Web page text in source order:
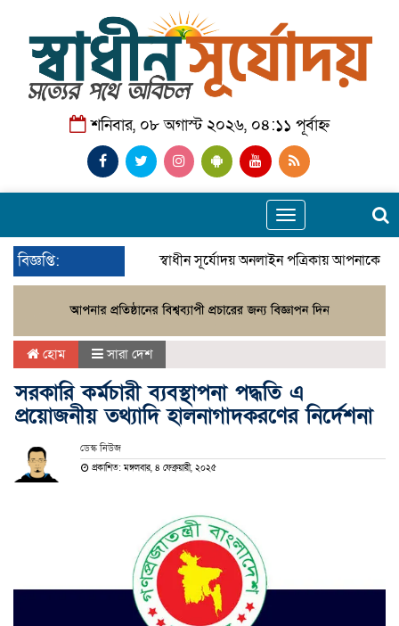
শনিবার, ০৮ অগাস্ট ২০২৬, ০৪:১১ পূর্বাহ্ন
Toggle
navigation
বিজ্ঞপ্তি: স্বাধীন সূর্যোদয় অনলাইন পত্রিকায় আপনাকে
হোম সারা দেশ
সরকারি কর্মচারী ব্যবস্থাপনা পদ্ধতি এ
প্রয়োজনীয় তথ্যাদি হালনাগাদকরণের নির্দেশনা
ডেস্ক নিউজ
প্রকাশিত: মঙ্গলবার, ৪ ফেব্রুয়ারী, ২০২৫